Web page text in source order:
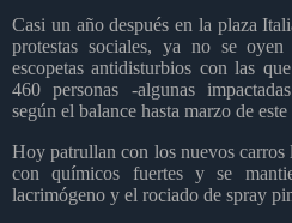
Casi un año después en la plaza
protestas sociales, ya no se
escopetas antidisturbios con las
460 personas -algunas
según el balance hasta marzo de
Hoy patrullan con los nuevos carros
con químicos fuertes y se
lacrimógeno y el rociado de spray